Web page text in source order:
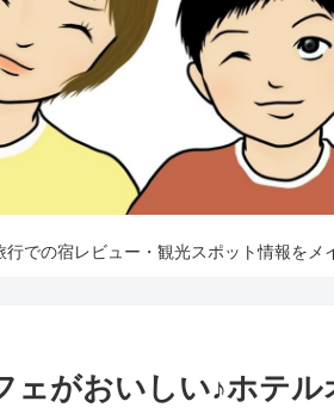
行での宿レビュー・観光スポット情報をメ
ェがおいしい♪ホテ